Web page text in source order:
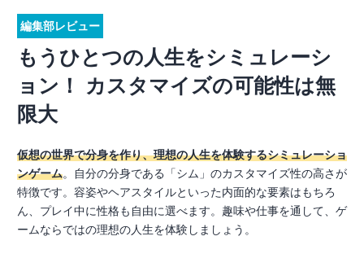
編集部レビュー
もうひとつの人生をシミュレーシ
ョン！ カスタマイズの可能性は無
限大
仮想の世界で分身を作り、理想の人生を体験するシミュレーショ
ンゲーム。自分の分身である「シム」のカスタマイズ性の高さが
特徴です。容姿やヘアスタイルといった内面的な要素はもちろ
ん、プレイ中に性格も自由に選べます。趣味や仕事を通して、ゲ
ームならではの理想の人生を体験しましょう。